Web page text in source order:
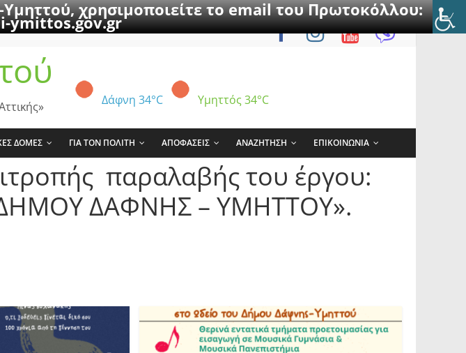
χρησιμοποιείτε το email του Πρωτοκόλλου:
ymittos.gov.gr
Δάφνη 34°C Υμηττός 34°C
ΔΟΜΕΣ ΓΙΑ ΤΟΝ ΠΟΛΙΤΗ ΑΠΟΦΑΣΕΙΣ ΑΝΑΖΗΤΗΣΗ ΕΠΙΚΟΙΝΩΝΙΑ
παραλαβής του έργου:
ΔΑΦΝΗΣ – ΥΜΗΤΤΟΥ».